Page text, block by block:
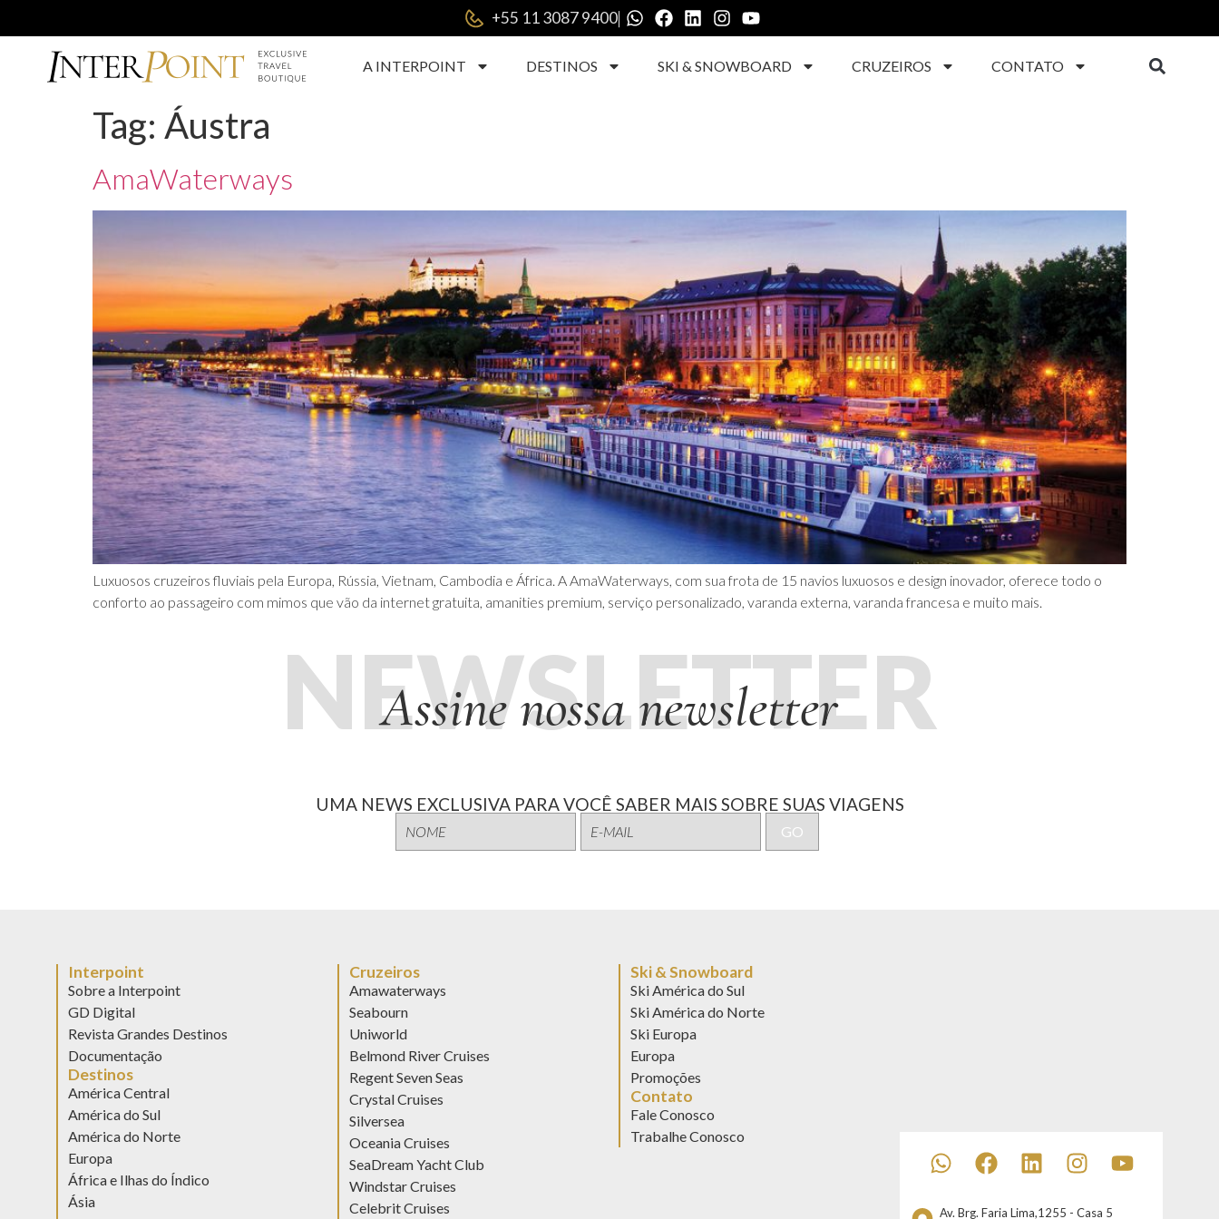
+55 11 3087 9400|
A INTERPOINT DESTINOS SKI & SNOWBOARD CRUZEIROS CONTATO
Tag: Áustra
AmaWaterways
Luxuosos cruzeiros fluviais pela Europa, Rússia, Vietnam, Cambodia e África. A AmaWaterways, com sua frota de 15 navios luxuosos e design inovador, oferece todo o
conforto ao passageiro com mimos que vão da internet gratuita, amanities premium, serviço personalizado, varanda externa, varanda francesa e muito mais.
Assine nossa newsletter
NEWSLETTER
UMA NEWS EXCLUSIVA PARA VOCÊ SABER MAIS SOBRE SUAS VIAGENS
Interpoint
Sobre a Interpoint
GD Digital
Revista Grandes Destinos
Documentação
Destinos
América Central
América do Sul
América do Norte
Europa
África e Ilhas do Índico
Ásia
Cruzeiros
Amawaterways
Seabourn
Uniworld
Belmond River Cruises
Regent Seven Seas
Crystal Cruises
Silversea
Oceania Cruises
SeaDream Yacht Club
Windstar Cruises
Celebrit Cruises
Ski & Snowboard
Ski América do Sul
Ski América do Norte
Ski Europa
Europa
Promoções
Contato
Fale Conosco
Trabalhe Conosco
Av. Brg. Faria Lima,1255 - Casa 5